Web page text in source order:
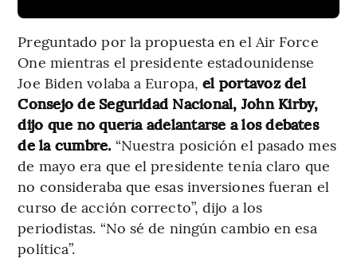
Preguntado por la propuesta en el Air Force
One mientras el presidente estadounidense
Joe Biden volaba a Europa, el portavoz del
Consejo de Seguridad Nacional, John Kirby,
dijo que no quería adelantarse a los debates
de la cumbre. “Nuestra posición el pasado mes
de mayo era que el presidente tenía claro que
no consideraba que esas inversiones fueran el
curso de acción correcto”, dijo a los
periodistas. “No sé de ningún cambio en esa
política”.